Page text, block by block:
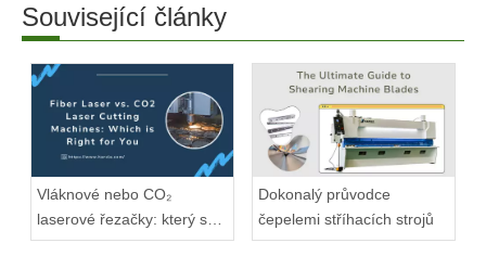
Související články
Vláknové nebo CO₂
laserové řezačky: který se
hodí?
Dokonalý průvodce
čepelemi stříhacích strojů